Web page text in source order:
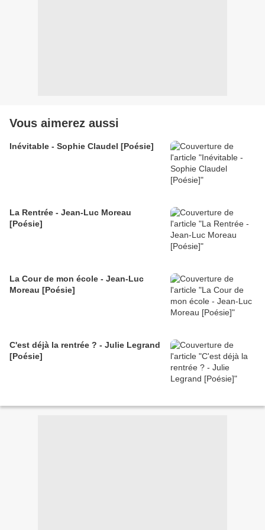
Vous aimerez aussi
Inévitable - Sophie Claudel [Poésie]
La Rentrée - Jean-Luc Moreau
[Poésie]
La Cour de mon école - Jean-Luc
Moreau [Poésie]
C'est déjà la rentrée ? - Julie Legrand
[Poésie]